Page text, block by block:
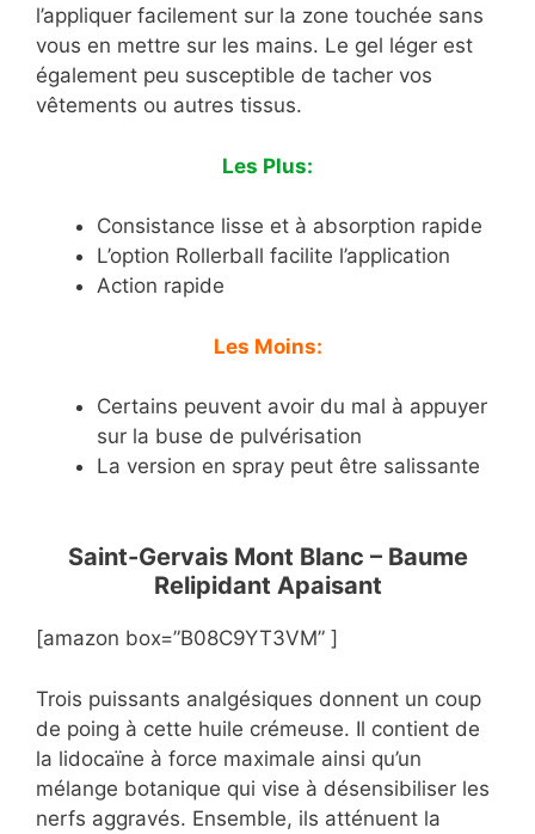
l’appliquer facilement sur la zone touchée sans
vous en mettre sur les mains. Le gel léger est
également peu susceptible de tacher vos
vêtements ou autres tissus.
Les Plus:
Consistance lisse et à absorption rapide
L’option Rollerball facilite l’application
Action rapide
Les Moins:
Certains peuvent avoir du mal à appuyer
sur la buse de pulvérisation
La version en spray peut être salissante
Saint-Gervais Mont Blanc – Baume
Relipidant Apaisant
[amazon box=”B08C9YT3VM” ]
Trois puissants analgésiques donnent un coup
de poing à cette huile crémeuse. Il contient de
la lidocaïne à force maximale ainsi qu’un
mélange botanique qui vise à désensibiliser les
nerfs aggravés. Ensemble, ils atténuent la